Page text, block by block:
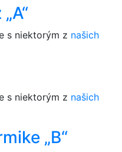
s niektorým z našich
s niektorým z našich
„B“